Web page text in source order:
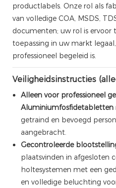
productlabels. Onze rol als
van volledige COA, MSDS,
documenten; uw rol is ervoor
toepassing in uw markt
professioneel begeleid is.
Veiligheidsinstructies
Alleen voor professioneel
Aluminiumfosfidetabletten
getraind en bevoegd
aangebracht.
Gecontroleerde
plaatsvinden in afgesloten
holtesystemen met een
en volledige beluchting